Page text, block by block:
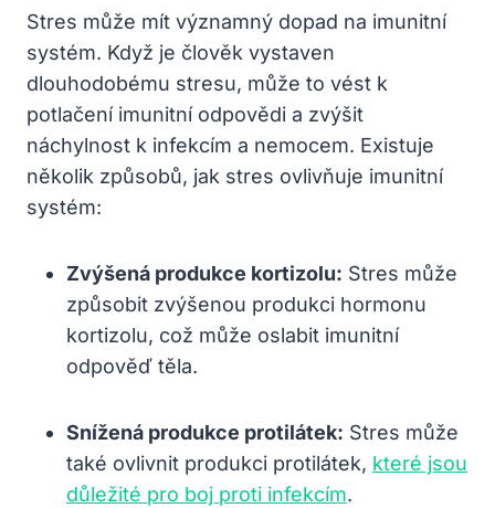
Stres může mít významný dopad na imunitní
systém. Když je člověk vystaven
dlouhodobému stresu, může to vést k
potlačení imunitní odpovědi a zvýšit
náchylnost k infekcím a nemocem. Existuje
několik způsobů, jak stres ovlivňuje imunitní
systém:
Zvýšená produkce kortizolu: Stres může
způsobit zvýšenou produkci hormonu
kortizolu, což může oslabit imunitní
odpověď těla.
Snížená produkce protilátek: Stres může
také ovlivnit produkci protilátek, které jsou
důležité pro boj proti infekcím.